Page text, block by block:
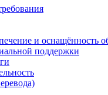
и оснащённость
поддержки